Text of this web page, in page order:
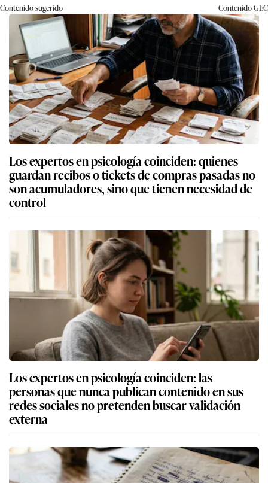
Contenido sugerido ContenidoGEC
Los expertos en psicología coinciden: quienes
guardan recibos o tickets de compras pasadas no
son acumuladores, sino que tienen necesidad de
control
Los expertos en psicología coinciden: las
personas que nunca publican contenido en sus
redes sociales no pretenden buscar validación
externa